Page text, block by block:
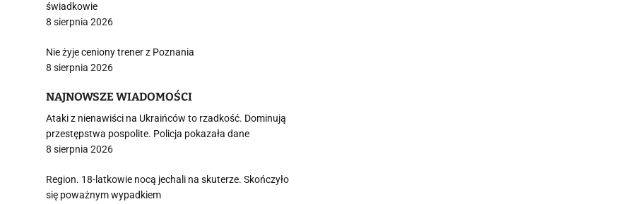
świadkowie
8 sierpnia 2026
Nie żyje ceniony trener z Poznania
8 sierpnia 2026
NAJNOWSZE WIADOMOŚCI
Ataki z nienawiści na Ukraińców to rzadkość. Dominują
przestępstwa pospolite. Policja pokazała dane
8 sierpnia 2026
Region. 18-latkowie nocą jechali na skuterze. Skończyło
się poważnym wypadkiem